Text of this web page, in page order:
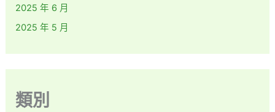
2025 年 6 月
2025 年 5 月
類別